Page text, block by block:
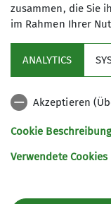
Sektion Ebingen des
zusammen, die Sie
im Rahmen Ihrer
ANALYTICS
Akzeptieren
Cookie
Verwendete Cookies